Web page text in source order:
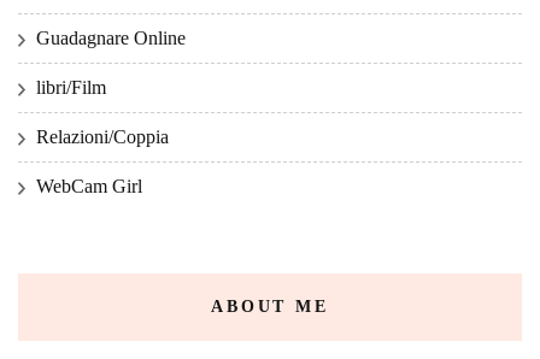
Guadagnare Online
libri/Film
Relazioni/Coppia
WebCam Girl
ABOUT ME